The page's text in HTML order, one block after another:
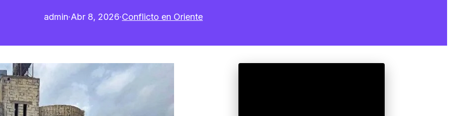
admin·Abr 8, 2026·Conflicto en Oriente